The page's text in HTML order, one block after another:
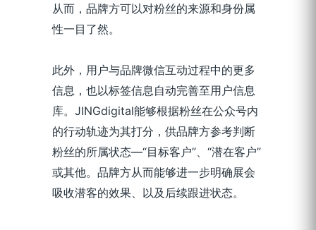
从而，品牌方可以对粉丝的来源和身份属
性一目了然。
此外，用户与品牌微信互动过程中的更多
信息，也以标签信息自动完善至用户信息
库。JINGdigital能够根据粉丝在公众号内
的行动轨迹为其打分，供品牌方参考判断
粉丝的所属状态—“目标客户”、“潜在客户”
或其他。品牌方从而能够进一步明确展会
吸收潜客的效果、以及后续跟进状态。